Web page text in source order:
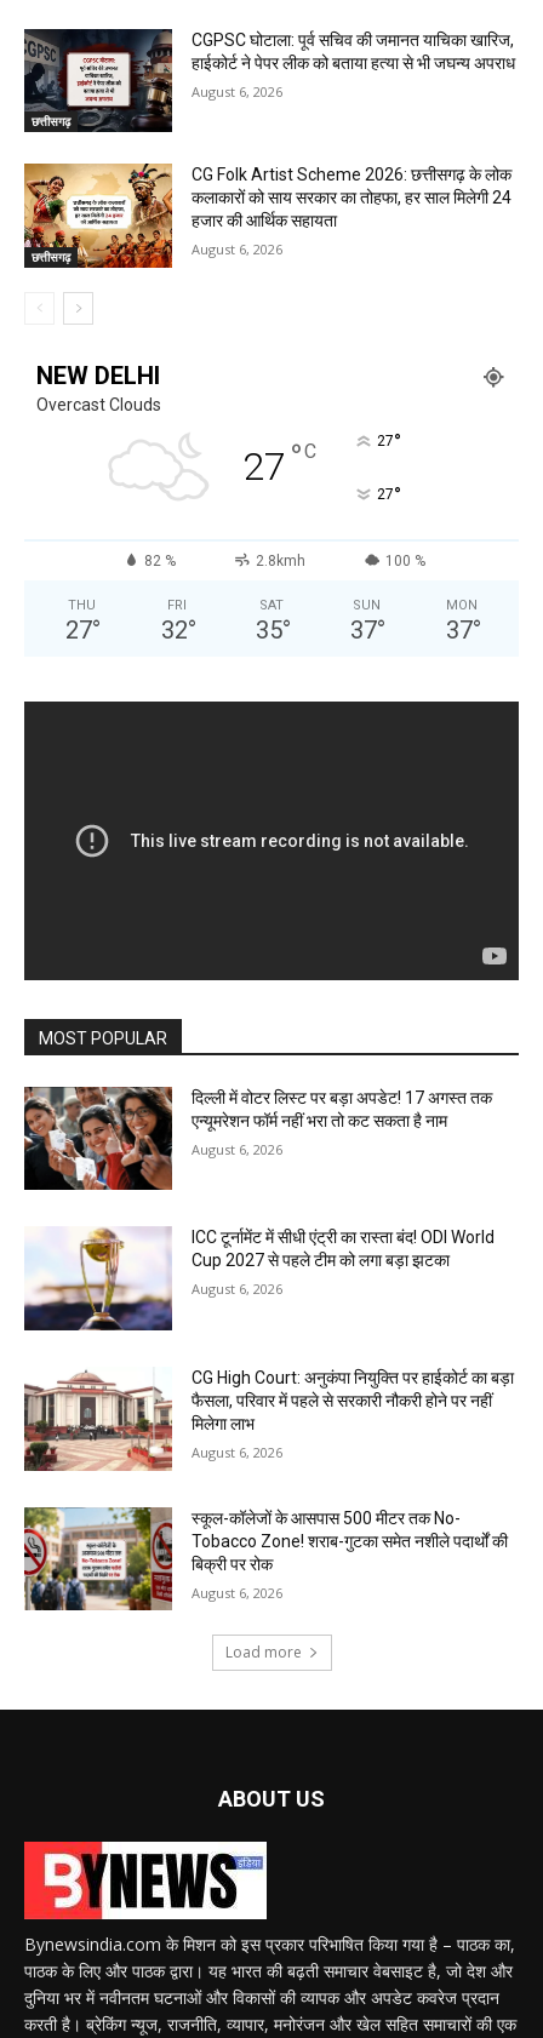
छत्तीसगढ़
CGPSC घोटाला: पूर्व सचिव की जमानत याचिका खारिज,
हाईकोर्ट ने पेपर लीक को बताया हत्या से भी जघन्य अपराध
August 6, 2026
छत्तीसगढ़
CG Folk Artist Scheme 2026: छत्तीसगढ़ के लोक
कलाकारों को साय सरकार का तोहफा, हर साल मिलेगी 24
हजार की आर्थिक सहायता
August 6, 2026
NEW DELHI
Overcast Clouds
27 °C 27°
27°
82 % 2.8kmh 100 %
THU
27°
FRI
32°
SAT
35°
SUN
37°
MON
37°
MOST POPULAR
दिल्ली में वोटर लिस्ट पर बड़ा अपडेट! 17 अगस्त तक
एन्यूमरेशन फॉर्म नहीं भरा तो कट सकता है नाम
August 6, 2026
ICC टूर्नामेंट में सीधी एंट्री का रास्ता बंद! ODI World
Cup 2027 से पहले टीम को लगा बड़ा झटका
August 6, 2026
CG High Court: अनुकंपा नियुक्ति पर हाईकोर्ट का बड़ा
फैसला, परिवार में पहले से सरकारी नौकरी होने पर नहीं
मिलेगा लाभ
August 6, 2026
स्कूल-कॉलेजों के आसपास 500 मीटर तक No-
Tobacco Zone! शराब-गुटका समेत नशीले पदार्थों की
बिक्री पर रोक
August 6, 2026
Load more
ABOUT US
Bynewsindia.com के मिशन को इस प्रकार परिभाषित किया गया है – पाठक का,
पाठक के लिए और पाठक द्वारा। यह भारत की बढ़ती समाचार वेबसाइट है, जो देश और
दुनिया भर में नवीनतम घटनाओं और विकासों की व्यापक और अपडेट कवरेज प्रदान
करती है। ब्रेकिंग न्यूज, राजनीति, व्यापार, मनोरंजन और खेल सहित समाचारों की एक